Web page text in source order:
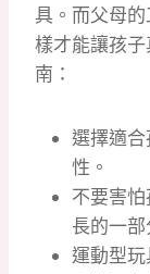
具。而父母
樣才能讓孩
南：
選擇適
性。
不要害
長的一部
運動型